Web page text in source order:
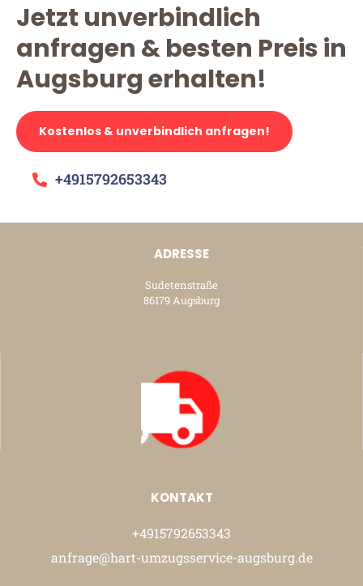
Jetzt unverbindlich
anfragen & besten Preis in
Augsburg erhalten!
Kostenlos & unverbindlich anfragen!
+4915792653343
ADRESSE
Sudetenstraße
86179 Augsburg
KONTAKT
+4915792653343
anfrage@hart-umzugsservice-augsburg.de